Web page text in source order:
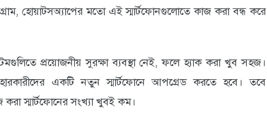
হোয়াটসঅ্যাপের মতো এই স্মার্টফোনগুলোতে কাজ করা বন্ধ করে
প্রয়োজনীয় সুরক্ষা ব‍্যবস্থা নেই, ফলে হ‍্যাক করা খুব সহজ।
একটি নতুন স্মার্টফোনে আপগ্রেড করতে হবে। তবে
করা স্মার্টফোনের সংখ্যা খুবই কম।